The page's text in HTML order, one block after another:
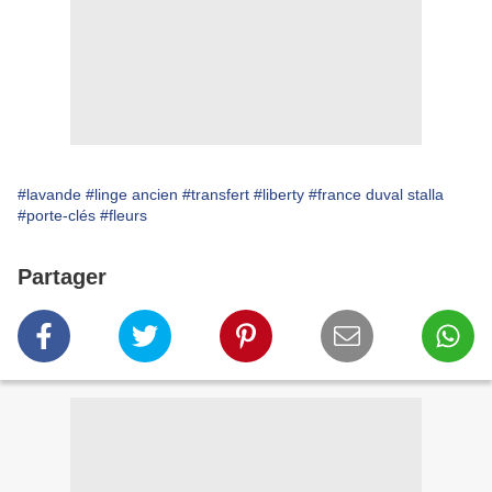
#lavande #linge ancien #transfert #liberty #france duval stalla
#porte-clés #fleurs
Partager